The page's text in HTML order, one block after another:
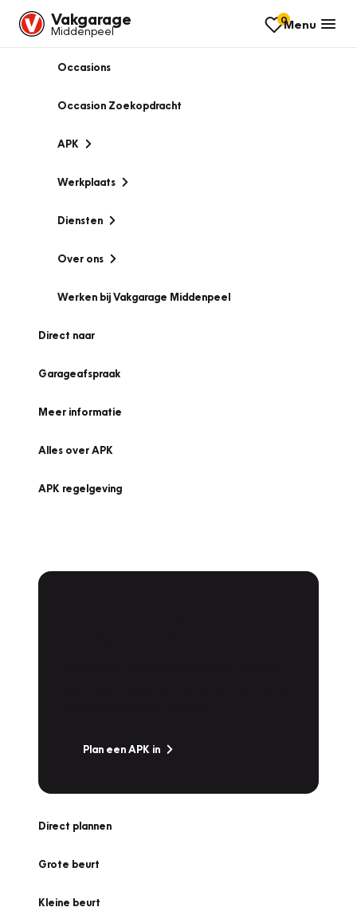
Vakgarage
Middenpeel
0Menu
Occasions
Occasion Zoekopdracht
APK
Werkplaats
Diensten
Over ons
Werken bij Vakgarage Middenpeel
Direct naar
Garageafspraak
Meer informatie
Alles over APK
APK regelgeving
Plan een APK in
Direct plannen
Grote beurt
Kleine beurt